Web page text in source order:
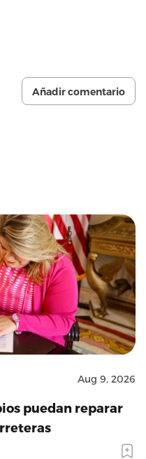
Añadir comentario
Aug 9, 2026
puedan reparar